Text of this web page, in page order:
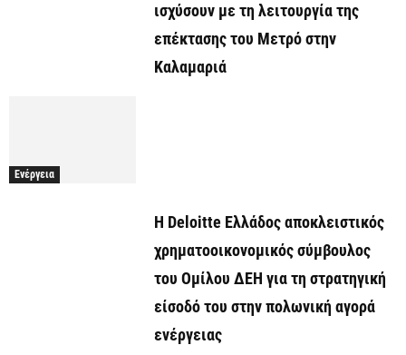
ισχύσουν με τη λειτουργία της
επέκτασης του Μετρό στην
Καλαμαριά
Ενέργεια
Η Deloitte Ελλάδος αποκλειστικός
χρηματοοικονομικός σύμβουλος
του Ομίλου ΔΕΗ για τη στρατηγική
είσοδό του στην πολωνική αγορά
ενέργειας